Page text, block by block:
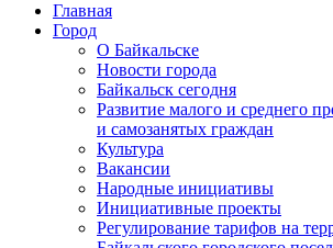
Главная
Город
О Байкальске
Новости города
Байкальск сегодня
Развитие малого и среднего
и самозанятых граждан
Культура
Вакансии
Народные инициативы
Инициативные проекты
Регулирование тарифов на